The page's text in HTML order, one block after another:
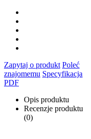
Zapytaj o produkt Poleć
znajomemu Specyfikacja
PDF
Opis produktu
Recenzje produktu
(0)